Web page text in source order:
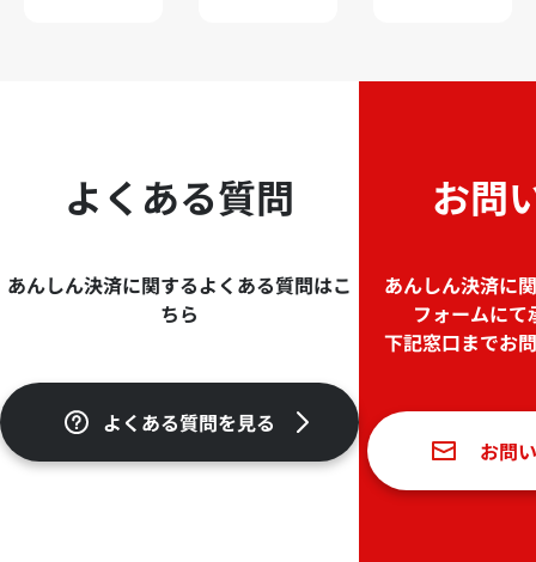
よくある質問
あんしん決済に関するよくある質問はこ
ちら
よくある質問を見る
お問
あんしん決済に
フォームに
下記窓口までお
お問